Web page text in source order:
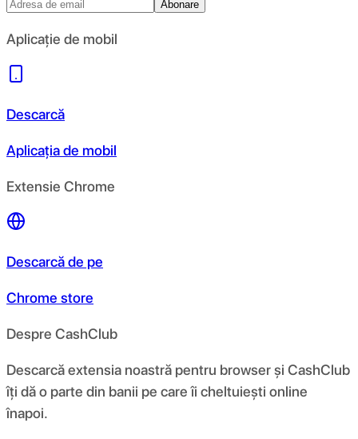
Abonare
Aplicație de mobil
Descarcă
Aplicația de mobil
Extensie Chrome
Descarcă de pe
Chrome store
Despre CashClub
Descarcă extensia noastră pentru browser și CashClub
îți dă o parte din banii pe care îi cheltuiești online
înapoi.